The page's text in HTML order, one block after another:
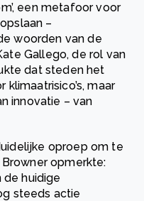
een metafoor voor
–
woorden van de
Gallego, de rol van
dat steden het
maar
innovatie – van
oproep om te
opmerkte:
de huidige
steeds actie